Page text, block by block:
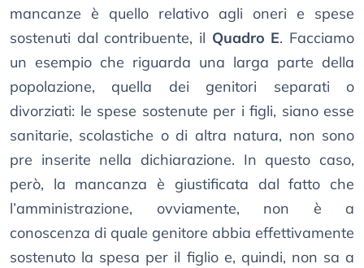
mancanze è quello relativo agli oneri e spese
sostenuti dal contribuente, il Quadro E. Facciamo
un esempio che riguarda una larga parte della
popolazione, quella dei genitori separati o
divorziati: le spese sostenute per i figli, siano esse
sanitarie, scolastiche o di altra natura, non sono
pre inserite nella dichiarazione. In questo caso,
però, la mancanza è giustificata dal fatto che
l’amministrazione, ovviamente, non è a
conoscenza di quale genitore abbia effettivamente
sostenuto la spesa per il figlio e, quindi, non sa a